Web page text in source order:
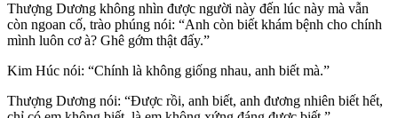
Thượng Dương không nhìn được người này đến lúc này mà vẫn
còn ngoan cố, trào phúng nói: “Anh còn biết khám bệnh cho chính
mình luôn cơ à? Ghê gớm thật đấy.”
Kim Húc nói: “Chính là không giống nhau, anh biết mà.”
Thượng Dương nói: “Được rồi, anh biết, anh đương nhiên biết hết,